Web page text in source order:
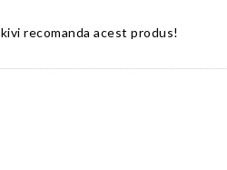
kivi recomanda acest produs!